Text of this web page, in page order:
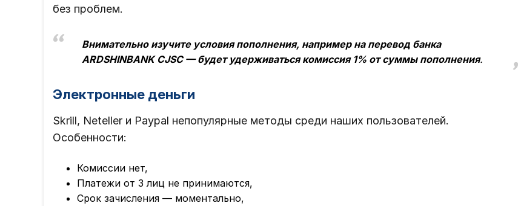
без проблем.
Внимательно изучите условия пополнения, например на перевод банка
ARDSHINBANK CJSC — будет удерживаться комиссия 1% от суммы пополнения.
Электронные деньги
Skrill, Neteller и Paypal непопулярные методы среди наших пользователей.
Особенности:
Комиссии нет,
Платежи от 3 лиц не принимаются,
Срок зачисления — моментально,